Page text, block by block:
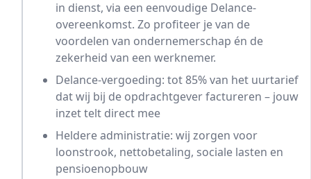
in dienst, via een eenvoudige Delance-
overeenkomst. Zo profiteer je van de
voordelen van ondernemerschap én de
zekerheid van een werknemer.
Delance-vergoeding: tot 85% van het uurtarief
dat wij bij de opdrachtgever factureren – jouw
inzet telt direct mee
Heldere administratie: wij zorgen voor
loonstrook, nettobetaling, sociale lasten en
pensioenopbouw